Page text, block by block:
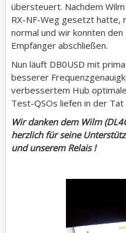
übersteuert. Nachdem
RX-NF-Weg gesetzt hatte,
normal und wir konnten den
Empfänger abschließen.
Nun läuft DB0USD mit
besserer
verbessertem Hub
Test-QSOs liefen in der
Wir danken dem Wilm
herzlich für seine
und unserem Relais !